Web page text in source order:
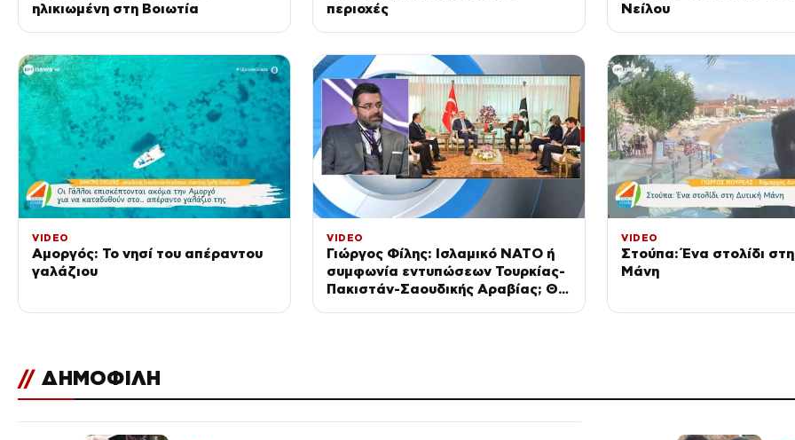
ηλικιωμένη στη Βοιωτία
περιοχές
Νείλου
VIDEO
Αμοργός: Το νησί του απέραντου
γαλάζιου
VIDEO
Γιώργος Φίλης: Ισλαμικό ΝΑΤΟ ή
συμφωνία εντυπώσεων Τουρκίας-
Πακιστάν-Σαουδικής Αραβίας; Θα
VIDEO
Στούπα: Ένα στολίδι
Μάνη
// ΔΗΜΟΦΙΛΗ